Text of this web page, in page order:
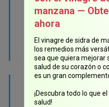
hiperactivación del
angiotensina-
siglas en inglés), la
y la reducción de la
En este sentido, la
clínica indica que la
manzana —
ahora
El vinagre de sidra de
los remedios más
sea que quiera mejorar
salud de su corazón o
es un gran
¡Descubra todo lo que
salud!